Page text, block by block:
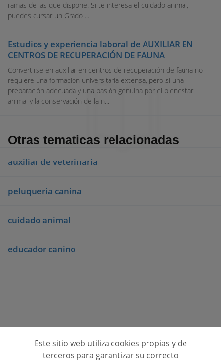
ramas de las que dispone. Si te interesa el cuidado animal,
puedes cursar un Grado ...
Estudios y experiencia laboral de AUXILIAR EN
CENTROS DE RECUPERACIÓN DE FAUNA
Convertirse en auxiliar en centros de recuperación de fauna no
requiere una formación universitaria extensa, pero sí una
preparación adecuada y una pasión genuina por el bienestar
animal y la conservación de la n...
Otras tematicas relacionadas
auxiliar de veterinaria
peluqueria canina
cuidado animal
educador canino
Consulta opiniones de centros de formación
Este sitio web utiliza cookies propias y de
terceros para garantizar su correcto